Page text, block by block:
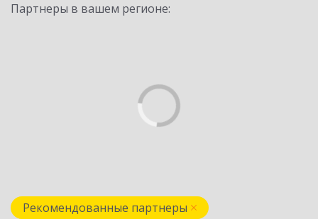
Партнеры в вашем регионе:
Рекомендованные партнеры